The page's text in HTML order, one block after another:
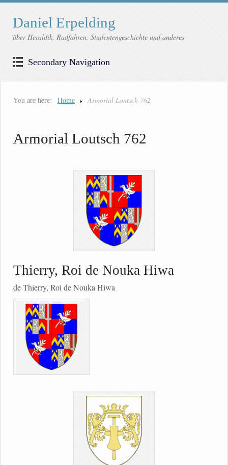
Daniel Erpelding
über Heraldik, Radfahren, Studentengeschichte und anderes
Secondary Navigation
You are here: Home Armorial Loutsch 762
Armorial Loutsch 762
Thierry, Roi de Nouka Hiwa
de Thierry, Roi de Nouka Hiwa